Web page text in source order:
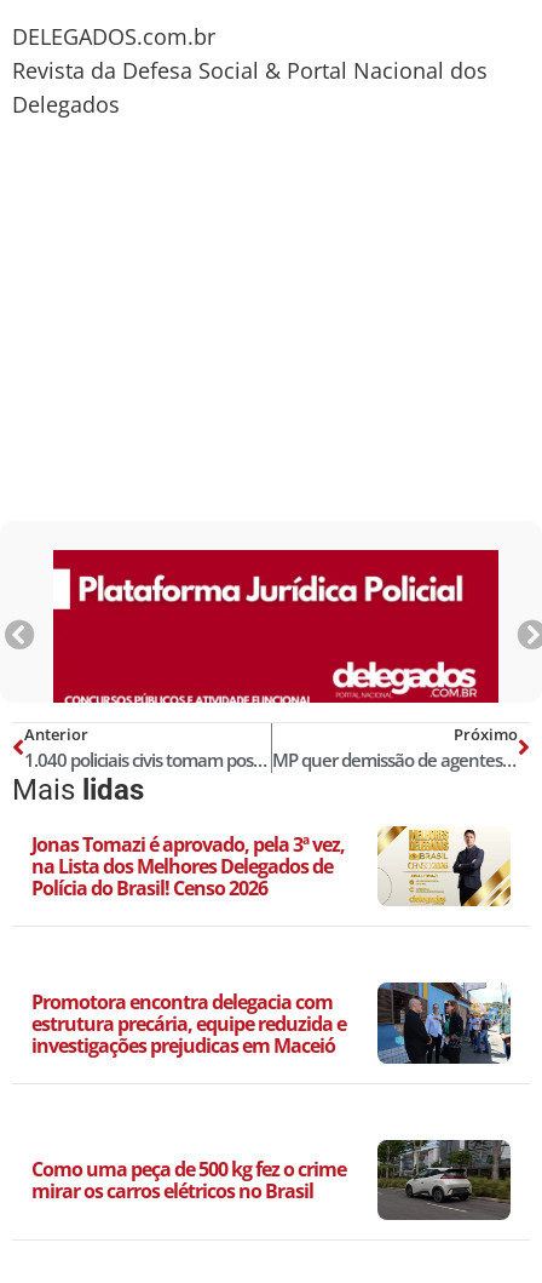
DELEGADOS.com.br
Revista da Defesa Social & Portal Nacional dos
Delegados
Anterior
1.040 policiais civis tomam posse no Palácio dos Bandeirantes
Próximo
MP quer demissão de agentes penitenciários por mortes em presídios no Ceará
Mais lidas
Jonas Tomazi é aprovado, pela 3ª vez,
na Lista dos Melhores Delegados de
Polícia do Brasil! Censo 2026
Promotora encontra delegacia com
estrutura precária, equipe reduzida e
investigações prejudicas em Maceió
Como uma peça de 500 kg fez o crime
mirar os carros elétricos no Brasil